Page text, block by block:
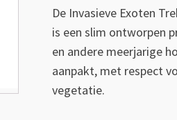
De Invasieve Exoten
is een slim ontworpen
en andere meerjarige
aanpakt, met respect
vegetatie.